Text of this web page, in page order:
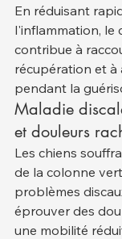
En réduisant
l'inflammation, le
contribue à
récupération et
pendant la
Maladie
et douleurs
Les chiens
de la colonne
problèmes
éprouver des
une mobilité